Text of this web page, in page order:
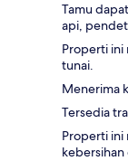
Tamu
api,
Properti ini
tunai.
Menerima
Tersedia
Properti ini
kebersihan